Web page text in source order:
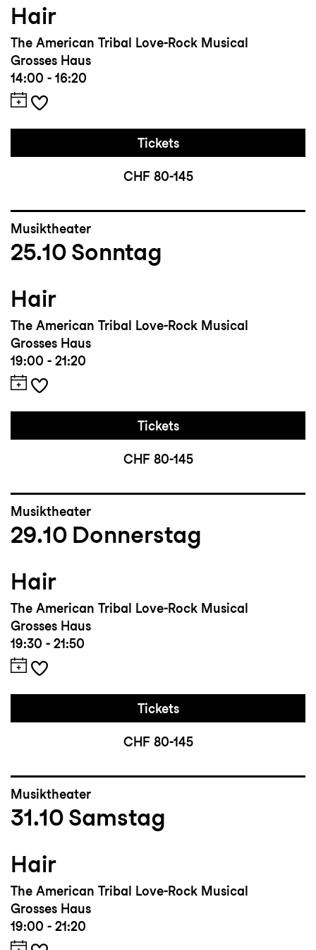
Hair
The American Tribal Love-Rock Musical
Grosses Haus
14:00 - 16:20
Tickets
CHF 80-145
Musiktheater
25.10 Sonntag
Hair
The American Tribal Love-Rock Musical
Grosses Haus
19:00 - 21:20
Tickets
CHF 80-145
Musiktheater
29.10 Donnerstag
Hair
The American Tribal Love-Rock Musical
Grosses Haus
19:30 - 21:50
Tickets
CHF 80-145
Musiktheater
31.10 Samstag
Hair
The American Tribal Love-Rock Musical
Grosses Haus
19:00 - 21:20